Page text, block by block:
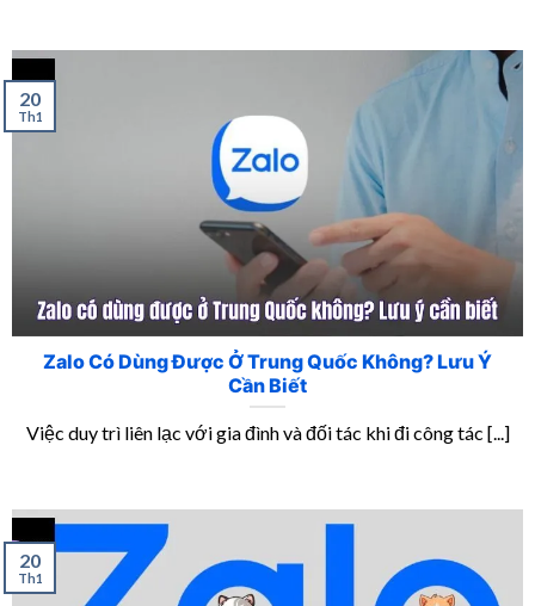
Zalo Có Dùng Được Ở Trung Quốc Không? Lưu Ý
Cần Biết
Việc duy trì liên lạc với gia đình và đối tác khi đi công tác [...]
20
Th1
20
Th1